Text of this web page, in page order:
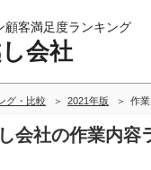
顧客満足度ランキング
会社
グ・比較 2021年版 作
会社の作業内